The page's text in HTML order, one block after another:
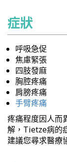
症狀
呼吸急促
焦慮緊張
四肢發麻
胸腔疼痛
肩膀疼痛
手臂疼痛
疼痛程度因人而
解，Tietze病的
建議您尋求醫療